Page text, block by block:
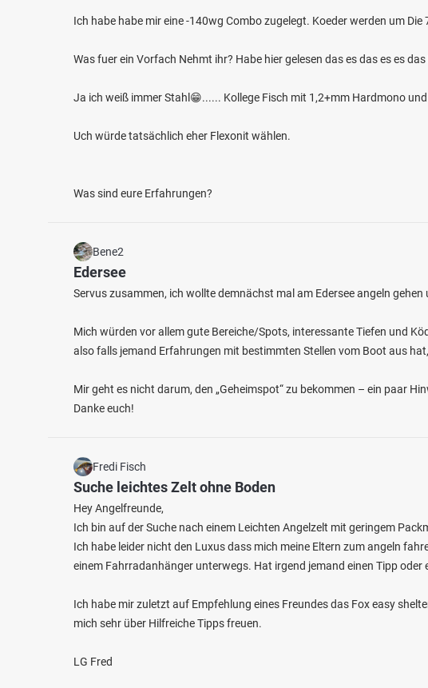
287 57 4.3
Fluss bei 67742 Adenbach
162 55
Ich habe habe mir eine -140wg Combo zugelegt. Koeder werden um Die
Was fuer ein Vorfach Nehmt ihr? Habe hier gelesen das es das es es
Ja ich weiß immer Stahl😁...... Kollege Fisch mit 1,2+mm Hardmono
Uch würde tatsächlich eher Flexonit wählen.
Was sind eure Erfahrungen?
Bene2
Edersee
Servus zusammen, ich wollte demnächst mal am Edersee angeln
Mich würden vor allem gute Bereiche/Spots, interessante Tiefen und
also falls jemand Erfahrungen mit bestimmten Stellen vom Boot aus
Mir geht es nicht darum, den „Geheimspot“ zu bekommen – ein paar
Danke euch!
Fredi Fisch
Suche leichtes Zelt ohne Boden
Hey Angelfreunde,
Ich bin auf der Suche nach einem Leichten Angelzelt mit geringem
Ich habe leider nicht den Luxus dass mich meine Eltern zum angeln
einem Fahrradanhänger unterwegs. Hat irgend jemand einen Tipp oder
Ich habe mir zuletzt auf Empfehlung eines Freundes das Fox easy
mich sehr über Hilfreiche Tipps freuen.
LG Fred